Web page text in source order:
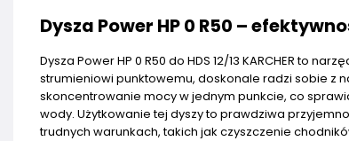
Dysza Power HP 0 R50 –
Dysza Power HP 0 R50 do HDS 12/13 KARCHER to
strumieniowi punktowemu, doskonale radzi sobie z
skoncentrowanie mocy w jednym punkcie, co
wody. Użytkowanie tej dyszy to prawdziwa
trudnych warunkach, takich jak czyszczenie